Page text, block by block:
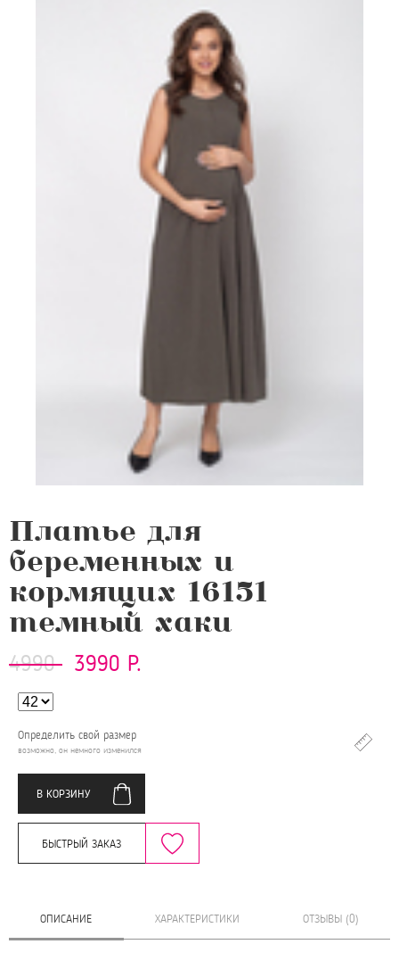
Платье для
беременных и
кормящих 16151
темный хаки
4990 3990 Р.
Определить свой размер
возможно, он немного изменился
В КОРЗИНУ
БЫСТРЫЙ ЗАКАЗ
ОПИСАНИЕ ХАРАКТЕРИСТИКИ ОТЗЫВЫ (0)